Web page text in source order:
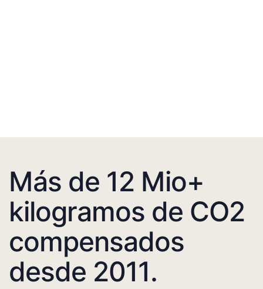
Más de 12 Mio+
kilogramos de CO2
compensados
desde 2011.